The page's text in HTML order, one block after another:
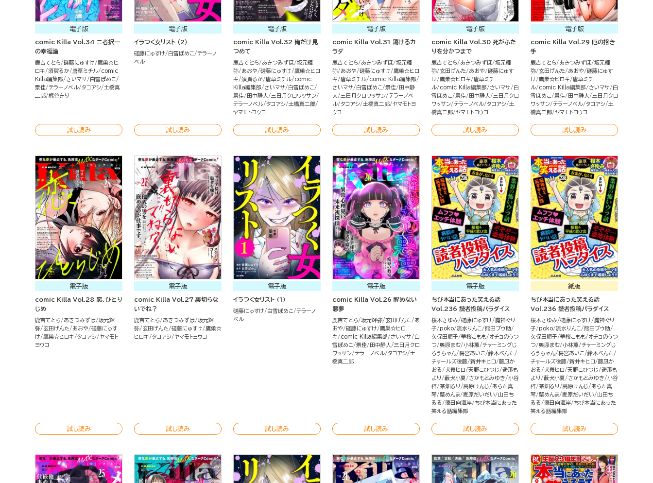
電子版
comic Killa Vol.34 二者択一
の幸福論
鹿吉てとら 磋藤にゅすけ
鷹巣☆ヒ
ロキ
須賀るか 唐草ミチル
comic
Killa編集部
さいマサ
白雪ぽめこ
景佳 テラーノベル タコアシ 土橋真
二郎 梶谷きり
試し読み
電子版
イラつく女リスト （2）
磋藤にゅすけ 白雪ぽめこ
テラーノ
ベル
試し読み
電子版
comic Killa Vol.32 俺だけ見
つめて
鹿吉てとら あきつみずほ 坂元輝
弥
あおや 磋藤にゅすけ
鷹巣☆ヒロ
キ
須賀るか 唐草ミチル
comic
Killa編集部
さいマサ
白雪ぽめこ
景佳
田中静人
三日月クロワッサン
テラーノベル タコアシ 土橋真二郎
ヤマモトヨウコ
試し読み
電子版
comic Killa Vol.31 蕩けるカ
ラダ
鹿吉てとら あきつみずほ 坂元輝
弥
あおや 磋藤にゅすけ
鷹巣☆ヒロ
キ
唐草ミチル
comic Killa編集部
さいマサ
白雪ぽめこ 景佳
田中静
人
三日月クロワッサン テラーノベ
ル タコアシ 土橋真二郎 ヤマモトヨ
ウコ
試し読み
電子版
comic Killa Vol.30 死がふた
りを分かつまで
鹿吉てとら あきつみずほ 坂元輝
弥 玄田げんた あおや
磋藤にゅす
け
鷹巣☆ヒロキ
唐草ミチ
ル
comic Killa編集部 さいマサ
白
雪ぽめこ
景佳 田中静人
三日月クロ
ワッサン テラーノベル タコアシ 土
橋真二郎 ヤマモトヨウコ
試し読み
電子版
comic Killa Vol.29 厄の招き
手
鹿吉てとら あきつみずほ 坂元輝
弥 玄田げんた あおや
磋藤にゅす
け
鷹巣☆ヒロキ
唐草ミチ
ル
comic Killa編集部 さいマサ
白
雪ぽめこ
景佳 田中静人
三日月クロ
ワッサン テラーノベル タコアシ 土
橋真二郎 ヤマモトヨウコ
試し読み
電子版
comic Killa Vol.28 恋、ひとり
じめ
鹿吉てとら あきつみずほ 坂元輝
弥 玄田げんた あおや
磋藤にゅす
け
鷹巣☆ヒロキ タコアシ ヤマモト
ヨウコ
試し読み
電子版
comic Killa Vol.27 裏切らな
いでね？
鹿吉てとら あきつみずほ 坂元輝
弥 玄田げんた 磋藤にゅすけ
鷹巣☆
ヒロキ
タコアシ ヤマモトヨウコ
試し読み
電子版
イラつく女リスト （1）
磋藤にゅすけ 白雪ぽめこ
テラーノ
ベル
試し読み
電子版
comic Killa Vol.26 醒めない
悪夢
鹿吉てとら 坂元輝弥 玄田げんた
あ
おや
磋藤にゅすけ
鷹巣☆ヒロ
キ
comic Killa編集部 さいマサ
白
雪ぽめこ
景佳 田中静人
三日月クロ
ワッサン テラーノベル タコアシ 土
橋真二郎
試し読み
電子版
ちび本当にあった笑える話
Vol.236 読者投稿パラダイス
桜木さゆみ 磋藤にゅすけ
魔神ぐり
子
poko 流水りんこ
熊田プウ助
久保田順子 華桜こもも
オチョのうつ
つ
奥原まむ 小林薫 チャーミングじ
ろうちゃん 梅宮あいこ
鈴木ぺんた
チャールズ後藤 新井キヒロ
藤凪か
おる
犬養ヒロ 天野こひつじ
遥那も
より
藪犬小夏 さかもとみゆき
小谷
梓
茶畑るり 高原けんじ
あらた真
琴 蟹めんま 麦原だいだい
山田ち
るる
藻日向海岸
ちび本当にあった
笑える話編集部
試し読み
紙版
ちび本当にあった笑える話
Vol.236 読者投稿パラダイス
桜木さゆみ 磋藤にゅすけ
魔神ぐり
子
poko 流水りんこ
熊田プウ助
久保田順子 華桜こもも
オチョのうつ
つ
奥原まむ 小林薫 チャーミングじ
ろうちゃん 梅宮あいこ
鈴木ぺんた
チャールズ後藤 新井キヒロ
藤凪か
おる
犬養ヒロ 天野こひつじ
遥那も
より
藪犬小夏 さかもとみゆき
小谷
梓
茶畑るり 高原けんじ
あらた真
琴 蟹めんま 麦原だいだい
山田ち
るる
藻日向海岸
ちび本当にあった
笑える話編集部
試し読み